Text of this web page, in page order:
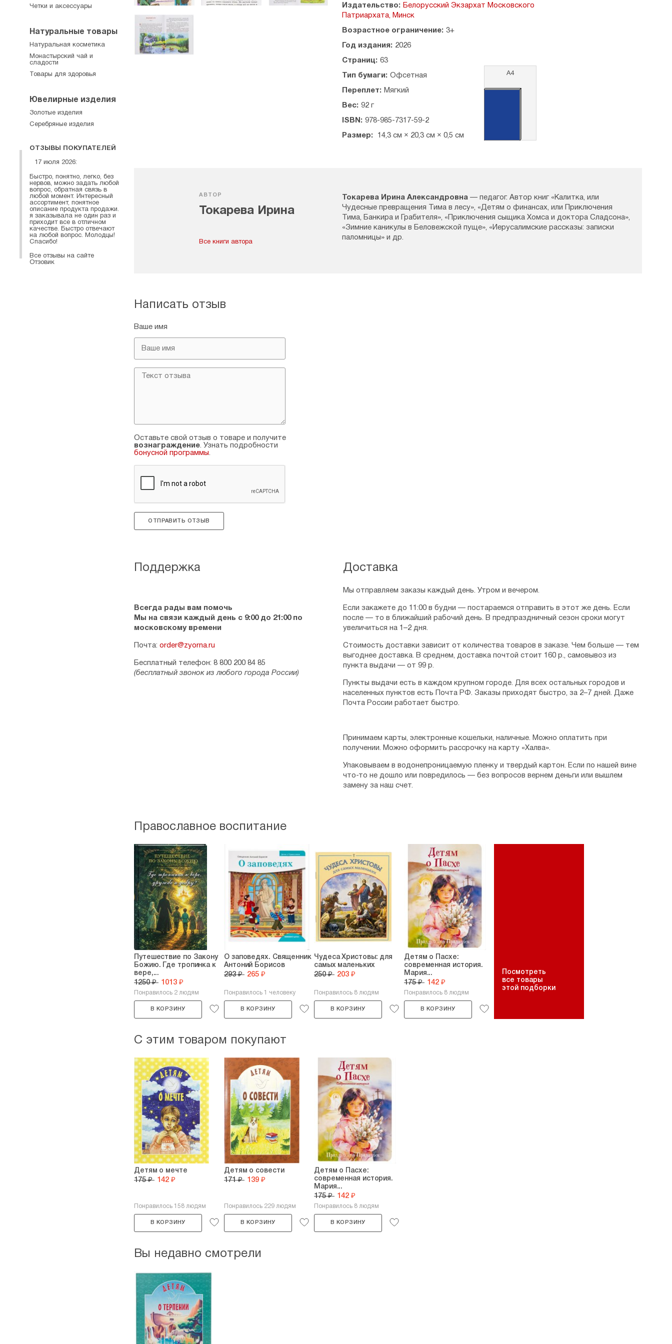
Издательство: Белорусский Экзархат Московского
Патриархата, Минск
Возрастное ограничение: 3+
Год издания: 2026
Страниц: 63
Тип бумаги: Офсетная
Переплет: Мягкий
Вес: 92 г
ISBN: 978-985-7317-59-2
Размер: 14,3 см × 20,3 см × 0,5 см
А4
АВТОР
Токарева Ирина
Все книги автора
Токарева Ирина Александровна — педагог. Автор книг «Калитка, или
Чудесные превращения Тима в лесу», «Детям о финансах, или Приключения
Тима, Банкира и Грабителя», «Приключения сыщика Хомса и доктора Сладсона»,
«Зимние каникулы в Беловежской пуще», «Иерусалимские рассказы: записки
паломницы» и др.
Написать отзыв
Ваше имя
Оставьте свой отзыв о товаре и получите
вознаграждение. Узнать подробности
бонусной программы.
ОТПРАВИТЬ ОТЗЫВ
Поддержка
Всегда рады вам помочь
Мы на связи каждый день с 9:00 до 21:00 по
московскому времени
Почта: order@zyorna.ru
Бесплатный телефон: 8 800 200 84 85
(бесплатный звонок из любого города России)
Доставка
Мы отправляем заказы каждый день. Утром и вечером.
Если закажете до 11:00 в будни — постараемся отправить в этот же день. Если
после — то в ближайший рабочий день. В предпраздничный сезон сроки могут
увеличиться на 1–2 дня.
Стоимость доставки зависит от количества товаров в заказе. Чем больше — тем
выгоднее доставка. В среднем, доставка почтой стоит 160 р., самовывоз из
пункта выдачи — от 99 р.
Пункты выдачи есть в каждом крупном городе. Для всех остальных городов и
населенных пунктов есть Почта РФ. Заказы приходят быстро, за 2–7 дней. Даже
Почта России работает быстро.
Принимаем карты, электронные кошельки, наличные. Можно оплатить при
получении. Можно оформить рассрочку на карту «Халва».
Упаковываем в водонепроницаемую пленку и твердый картон. Если по нашей вине
что-то не дошло или повредилось — без вопросов вернем деньги или вышлем
замену за наш счет.
Православное воспитание
Путешествие по Закону
Божию. Где тропинка к
вере,...
1250 ₽ 1013 ₽
Понравилось 2 людям
В КОРЗИНУ
О заповедях. Священник
Антоний Борисов
293 ₽ 265 ₽
Понравилось 1 человеку
В КОРЗИНУ
Чудеса Христовы: для
самых маленьких
250 ₽ 203 ₽
Понравилось 8 людям
В КОРЗИНУ
Детям о Пасхе:
современная история.
Мария...
175 ₽ 142 ₽
Понравилось 8 людям
В КОРЗИНУ
Посмотреть
все товары
этой подборки
С этим товаром покупают
Детям о мечте
175 ₽ 142 ₽
Понравилось 158 людям
В КОРЗИНУ
Детям о совести
171 ₽ 139 ₽
Понравилось 229 людям
В КОРЗИНУ
Детям о Пасхе:
современная история.
Мария...
175 ₽ 142 ₽
Понравилось 8 людям
В КОРЗИНУ
Вы недавно смотрели
Четки и аксессуары
Натуральные товары
Натуральная косметика
Монастырский чай и
сладости
Товары для здоровья
Ювелирные изделия
Золотые изделия
Серебряные изделия
ОТЗЫВЫ ПОКУПАТЕЛЕЙ
17 июля 2026:
Быстро, понятно, легко, без
нервов, можно задать любой
вопрос, обратная связь в
любой момент. Интересный
ассортимент, понятное
описание продукта продажи.
я заказывала не один раз и
приходит все в отличном
качестве. Быстро отвечают
на любой вопрос. Молодцы!
Спасибо!
Все отзывы на сайте
Отзовик